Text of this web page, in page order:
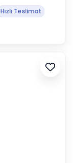
Hızlı Teslimat